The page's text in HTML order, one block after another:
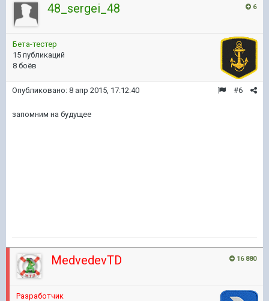
6
48_sergei_48
Бета-тестер
15 публикаций
8 боёв
#6
Опубликовано: 8 апр 2015, 17:12:40
запомним на будущее
16 880
MedvedevTD
Разработчик